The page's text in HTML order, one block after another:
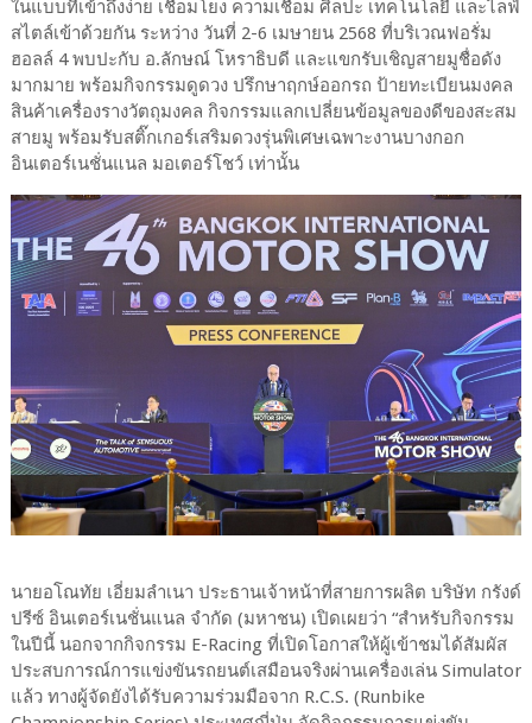
ในแบบที่เข้าถึงง่าย เชื่อมโยง ความเชื่อม ศิลปะ เทคโนโลยี และไลฟ์
สไตล์เข้าด้วยกัน ระหว่าง วันที่ 2-6 เมษายน 2568 ที่บริเวณฟอรั่ม
ฮอลล์ 4 พบปะกับ อ.ลักษณ์ โหราธิบดี และแขกรับเชิญสายมูชื่อดัง
มากมาย พร้อมกิจกรรมดูดวง ปรึกษาฤกษ์ออกรถ ป้ายทะเบียนมงคล
สินค้าเครื่องรางวัตถุมงคล กิจกรรมแลกเปลี่ยนข้อมูลของดีของสะสม
สายมู พร้อมรับสติ๊กเกอร์เสริมดวงรุ่นพิเศษเฉพาะงานบางกอก
อินเตอร์เนชั่นแนล มอเตอร์โชว์ เท่านั้น
นายอโณทัย เอี่ยมลำเนา ประธานเจ้าหน้าที่สายการผลิต บริษัท กรังด์
ปรีซ์ อินเตอร์เนชั่นแนล จำกัด (มหาชน) เปิดเผยว่า “สำหรับกิจกรรม
ในปีนี้ นอกจากกิจกรรม E-Racing ที่เปิดโอกาสให้ผู้เข้าชมได้สัมผัส
ประสบการณ์การแข่งขันรถยนต์เสมือนจริงผ่านเครื่องเล่น Simulator
แล้ว ทางผู้จัดยังได้รับความร่วมมือจาก R.C.S. (Runbike